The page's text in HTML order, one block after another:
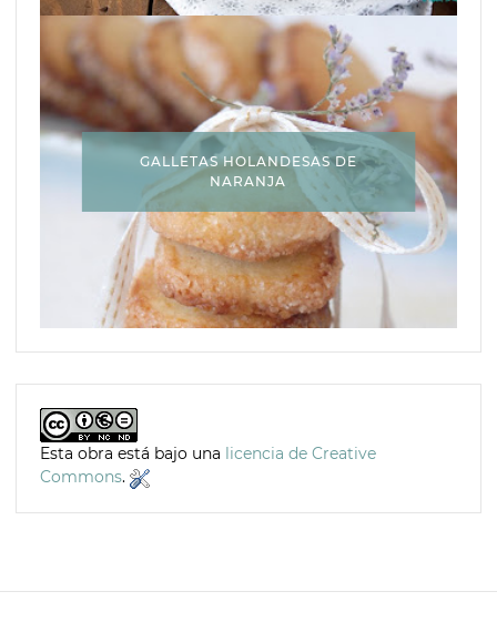
GALLETAS HOLANDESAS DE
NARANJA
Esta obra está bajo una licencia de Creative
Commons.